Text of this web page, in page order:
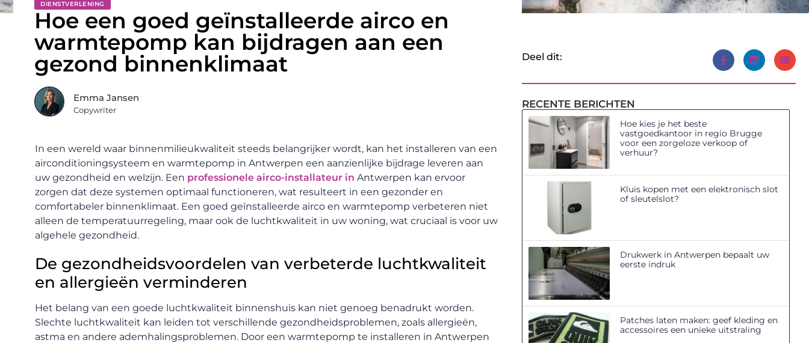
DIENSTVERLENING
Hoe een goed geïnstalleerde airco en
warmtepomp kan bijdragen aan een
gezond binnenklimaat
Emma Jansen
Copywriter
In een wereld waar binnenmilieukwaliteit steeds belangrijker wordt, kan het installeren van een
airconditioningsysteem en warmtepomp in Antwerpen een aanzienlijke bijdrage leveren aan
uw gezondheid en welzijn. Een professionele airco-installateur in Antwerpen kan ervoor
zorgen dat deze systemen optimaal functioneren, wat resulteert in een gezonder en
comfortabeler binnenklimaat. Een goed geïnstalleerde airco en warmtepomp verbeteren niet
alleen de temperatuurregeling, maar ook de luchtkwaliteit in uw woning, wat cruciaal is voor uw
algehele gezondheid.
De gezondheidsvoordelen van verbeterde luchtkwaliteit
en allergieën verminderen
Het belang van een goede luchtkwaliteit binnenshuis kan niet genoeg benadrukt worden.
Slechte luchtkwaliteit kan leiden tot verschillende gezondheidsproblemen, zoals allergieën,
astma en andere ademhalingsproblemen. Door een warmtepomp te installeren in Antwerpen
Deel dit:
RECENTE BERICHTEN
Hoe kies je het beste
vastgoedkantoor in regio Brugge
voor een zorgeloze verkoop of
verhuur?
Kluis kopen met een elektronisch slot
of sleutelslot?
Drukwerk in Antwerpen bepaalt uw
eerste indruk
Patches laten maken: geef kleding en
accessoires een unieke uitstraling